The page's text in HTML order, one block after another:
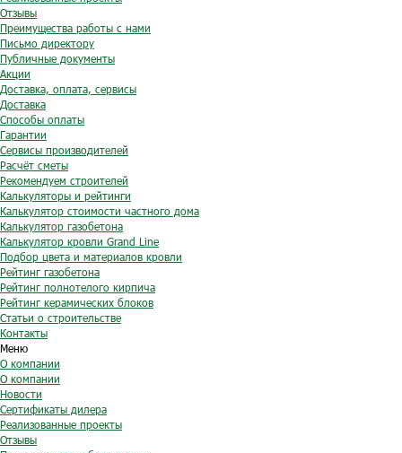
Отзывы
Преимущества работы с нами
Письмо директору
Публичные документы
Акции
Доставка, оплата, сервисы
Доставка
Способы оплаты
Гарантии
Сервисы производителей
Расчёт сметы
Рекомендуем строителей
Калькуляторы и рейтинги
Калькулятор стоимости частного дома
Калькулятор газобетона
Калькулятор кровли Grand Line
Подбор цвета и материалов кровли
Рейтинг газобетона
Рейтинг полнотелого кирпича
Рейтинг керамических блоков
Статьи о строительстве
Контакты
Меню
О компании
О компании
Новости
Сертификаты дилера
Реализованные проекты
Отзывы